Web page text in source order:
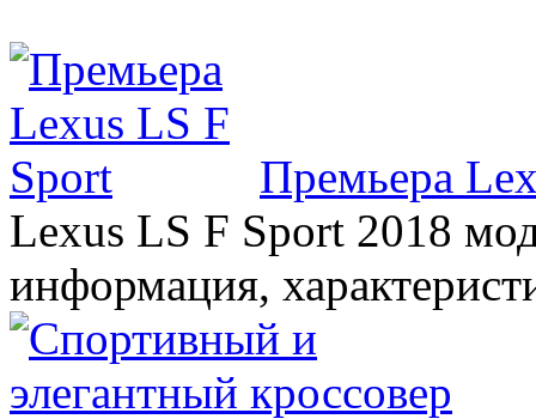
Премьера
Lexus LS F Sport 2018
информация,